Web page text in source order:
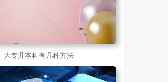
大专升本科有几种方法